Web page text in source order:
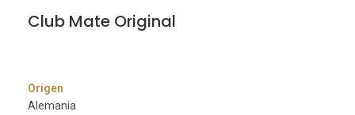
Club Mate Original
Origen
Alemania